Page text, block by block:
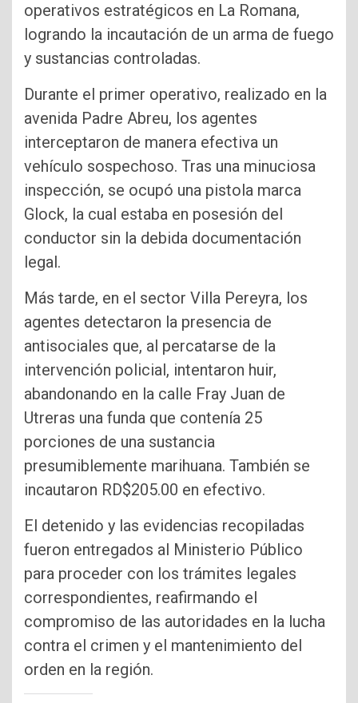
operativos estratégicos en La Romana,
logrando la incautación de un arma de fuego
y sustancias controladas.
Durante el primer operativo, realizado en la
avenida Padre Abreu, los agentes
interceptaron de manera efectiva un
vehículo sospechoso. Tras una minuciosa
inspección, se ocupó una pistola marca
Glock, la cual estaba en posesión del
conductor sin la debida documentación
legal.
Más tarde, en el sector Villa Pereyra, los
agentes detectaron la presencia de
antisociales que, al percatarse de la
intervención policial, intentaron huir,
abandonando en la calle Fray Juan de
Utreras una funda que contenía 25
porciones de una sustancia
presumiblemente marihuana. También se
incautaron RD$205.00 en efectivo.
El detenido y las evidencias recopiladas
fueron entregados al Ministerio Público
para proceder con los trámites legales
correspondientes, reafirmando el
compromiso de las autoridades en la lucha
contra el crimen y el mantenimiento del
orden en la región.